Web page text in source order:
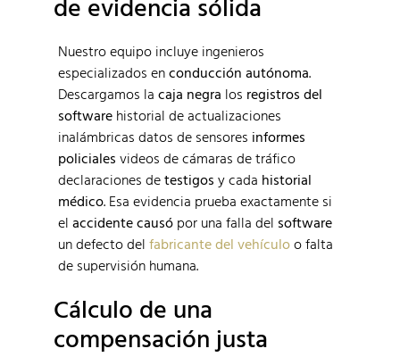
Nuestro equipo incluye ingenieros
especializados enconducción autónoma.
Descargamos la caja negra los registros del
software historial de actualizaciones
inalámbricas datos de sensores informes
policiales videos de cámaras de tráfico
declaraciones detestigos y cada historial
médico. Esa evidencia prueba exactamente si
el accidente causó por una falla del software
un defecto del fabricante del vehículoo falta
de supervisión humana.
Cálculo de una
compensación justa